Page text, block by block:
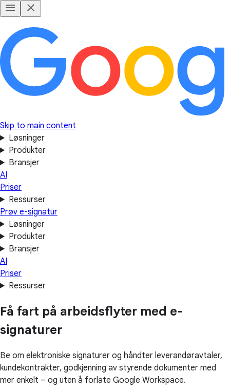
Skip to main content
Løsninger
Produkter
Bransjer
AI
Priser
Ressurser
Prøv e-signatur
Løsninger
Produkter
Bransjer
AI
Priser
Ressurser
Få fart på arbeidsflyter med e-
signaturer
Be om elektroniske signaturer og håndter leverandøravtaler,
kundekontrakter, godkjenning av styrende dokumenter med
mer enkelt – og uten å forlate Google Workspace.